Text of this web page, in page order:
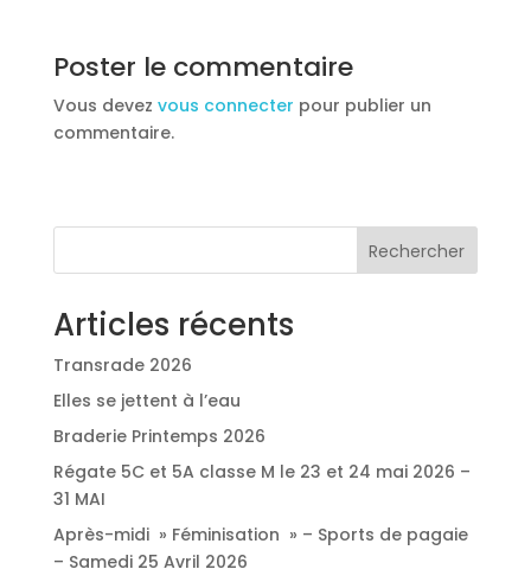
Poster le commentaire
Vous devez vous connecter pour publier un
commentaire.
Rechercher
Articles récents
Transrade 2026
Elles se jettent à l’eau
Braderie Printemps 2026
Régate 5C et 5A classe M le 23 et 24 mai 2026 –
31 MAI
Après-midi » Féminisation » – Sports de pagaie
– Samedi 25 Avril 2026